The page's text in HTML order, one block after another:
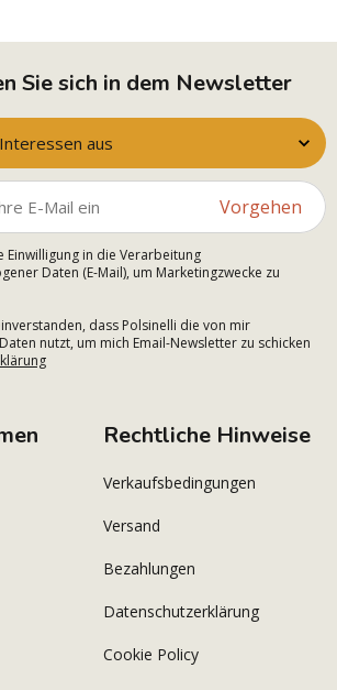
Sie sich in dem Newsletter
aus
Vorgehen
Einwilligung in die Verarbeitung
Daten (E-Mail), um Marketingzwecke zu
dass Polsinelli die von mir
nutzt, um mich Email-Newsletter zu schicken
Rechtliche Hinweise
Verkaufsbedingungen
Versand
Bezahlungen
Datenschutzerklärung
Cookie Policy